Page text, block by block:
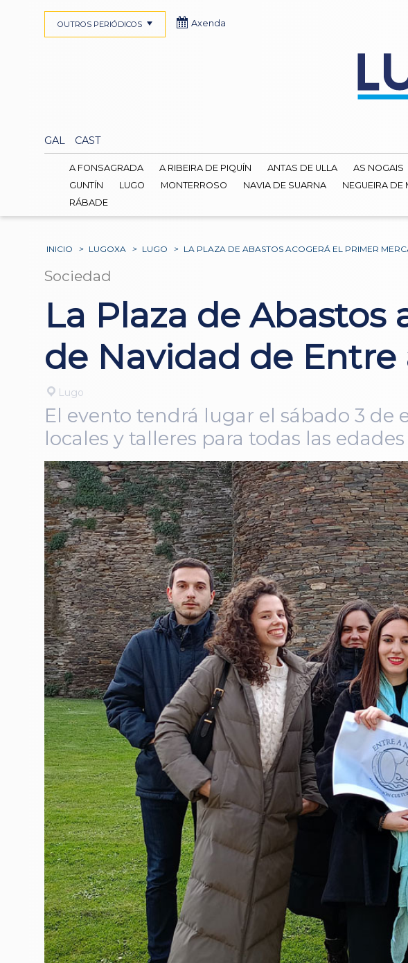
GAL CAST
OUTROS PERIÓDICOS Axenda
A FONSAGRADA A RIBEIRA DE PIQUÍN ANTAS DE ULLA AS NOGAIS
GUNTÍN
LUGO MONTERROSO NAVIA DE SUARNA NEGUEIRA DE
RÁBADE
INICIO > LUGOXA > LUGO > LA PLAZA DE ABASTOS ACOGERÁ EL PRIMER
Sociedad
La Plaza de
de Navidad de Entre
Lugo
El evento tendrá lugar el sábado 3 de
locales y talleres para todas las edades